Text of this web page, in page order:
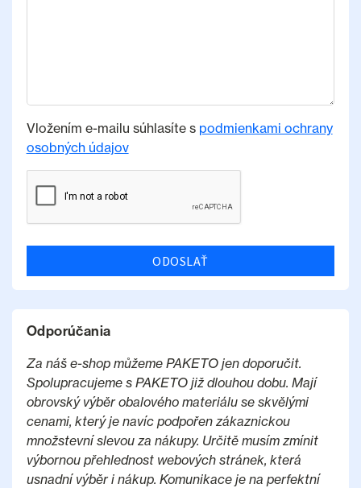
Vložením e-mailu súhlasíte s podmienkami ochrany
osobných údajov
ODOSLAŤ
Odporúčania
Za náš e-shop můžeme PAKETO jen doporučit.
Spolupracujeme s PAKETO již dlouhou dobu. Mají
obrovský výběr obalového materiálu se skvělými
cenami, který je navíc podpořen zákaznickou
množstevní slevou za nákupy. Určitě musím zmínit
výbornou přehlednost webových stránek, která
usnadní výběr i nákup. Komunikace je na perfektní